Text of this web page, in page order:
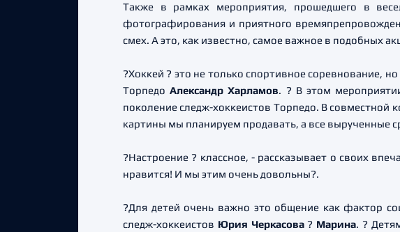
Также в рамках мероприятия, прошедшего в
фотографирования и приятного
смех. А это, как известно, самое важное в подобных
?Хоккей ? это не только спортивное соревнование,
ТорпедоАлександр Харламов. ? В этом
поколение следж-хоккеистов Торпедо. В
картины мы планируем продавать, а все вырученные
?Настроение ? классное, - рассказывает о своих
нравится! И мы этим очень довольны?.
?Для детей очень важно это общение как фактор
следж-хоккеистов Юрия Черкасова ? Марина. ?